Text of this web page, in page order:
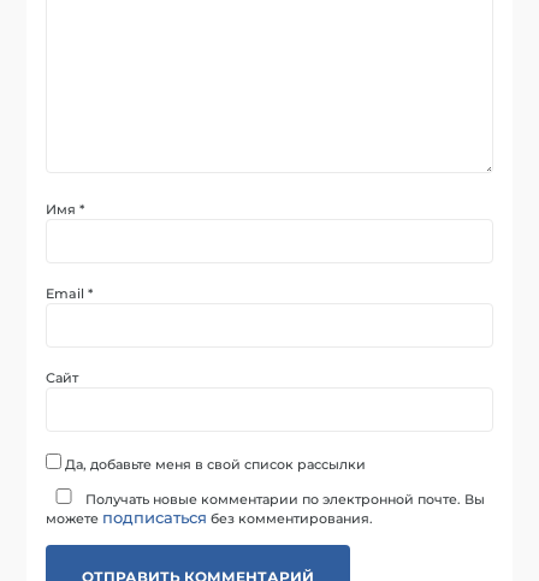
Имя*
Email*
Сайт
Да, добавьте меня в свой список рассылки
Получать новые комментарии по электронной почте. Вы
можете подписаться без комментирования.